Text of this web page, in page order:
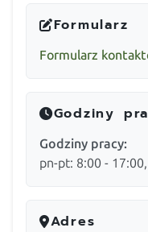
Formularz
Formularz
Godziny
Godziny pracy:
pn-pt: 8:00 -
Adres